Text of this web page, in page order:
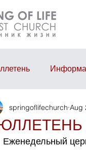
Годовой отчёт
springoflifechurch Aug
Еженедельный